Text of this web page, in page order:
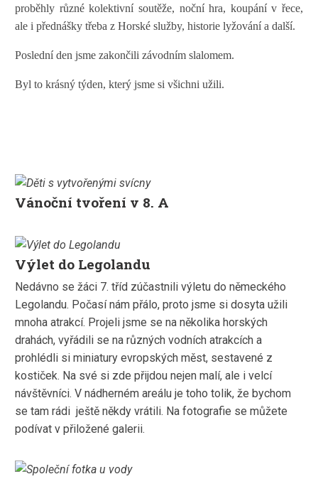
proběhly různé kolektivní soutěže, noční hra, koupání v řece,
ale i přednášky třeba z Horské služby, historie lyžování a další.
Poslední den jsme zakončili závodním slalomem.
Byl to krásný týden, který jsme si všichni užili.
Vánoční tvoření v 8. A
Výlet do Legolandu
Nedávno se žáci 7. tříd zúčastnili výletu do německého
Legolandu. Počasí nám přálo, proto jsme si dosyta užili
mnoha atrakcí. Projeli jsme se na několika horských
drahách, vyřádili se na různých vodních atrakcích a
prohlédli si miniatury evropských měst, sestavené z
kostiček. Na své si zde přijdou nejen malí, ale i velcí
návštěvníci. V nádherném areálu je toho tolik, že bychom
se tam rádi ještě někdy vrátili. Na fotografie se můžete
podívat v přiložené galerii.